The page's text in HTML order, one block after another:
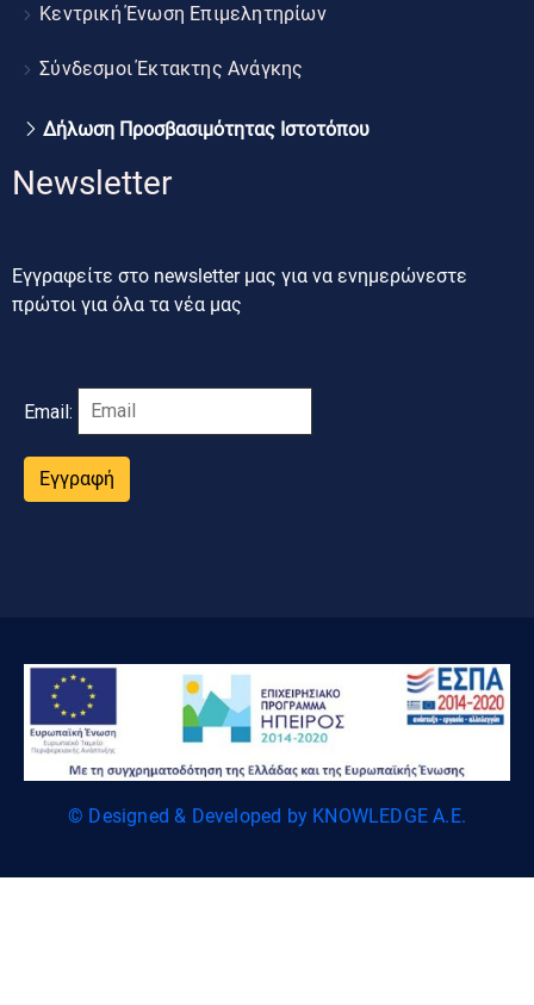
Κεντρική Ένωση Επιμελητηρίων
Σύνδεσμοι Έκτακτης Ανάγκης
Δήλωση Προσβασιμότητας Ιστοτόπου
Newsletter
Εγγραφείτε στο newsletter μας για να ενημερώνεστε
πρώτοι για όλα τα νέα μας
Email:
Εγγραφή
© Designed & Developed by KNOWLEDGE A.E.